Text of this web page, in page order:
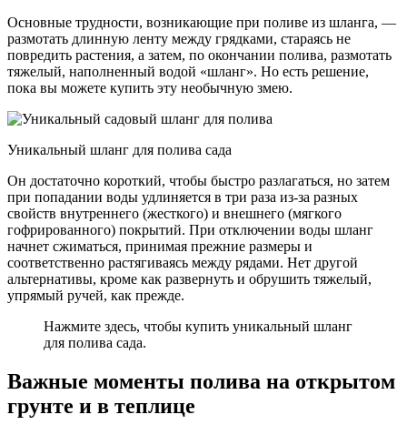
Основные трудности, возникающие при поливе из шланга, —
размотать длинную ленту между грядками, стараясь не
повредить растения, а затем, по окончании полива, размотать
тяжелый, наполненный водой «шланг». Но есть решение,
пока вы можете купить эту необычную змею.
Уникальный шланг для полива сада
Он достаточно короткий, чтобы быстро разлагаться, но затем
при попадании воды удлиняется в три раза из-за разных
свойств внутреннего (жесткого) и внешнего (мягкого
гофрированного) покрытий. При отключении воды шланг
начнет сжиматься, принимая прежние размеры и
соответственно растягиваясь между рядами. Нет другой
альтернативы, кроме как развернуть и обрушить тяжелый,
упрямый ручей, как прежде.
Нажмите здесь, чтобы купить уникальный шланг
для полива сада.
Важные моменты полива на открытом
грунте и в теплице